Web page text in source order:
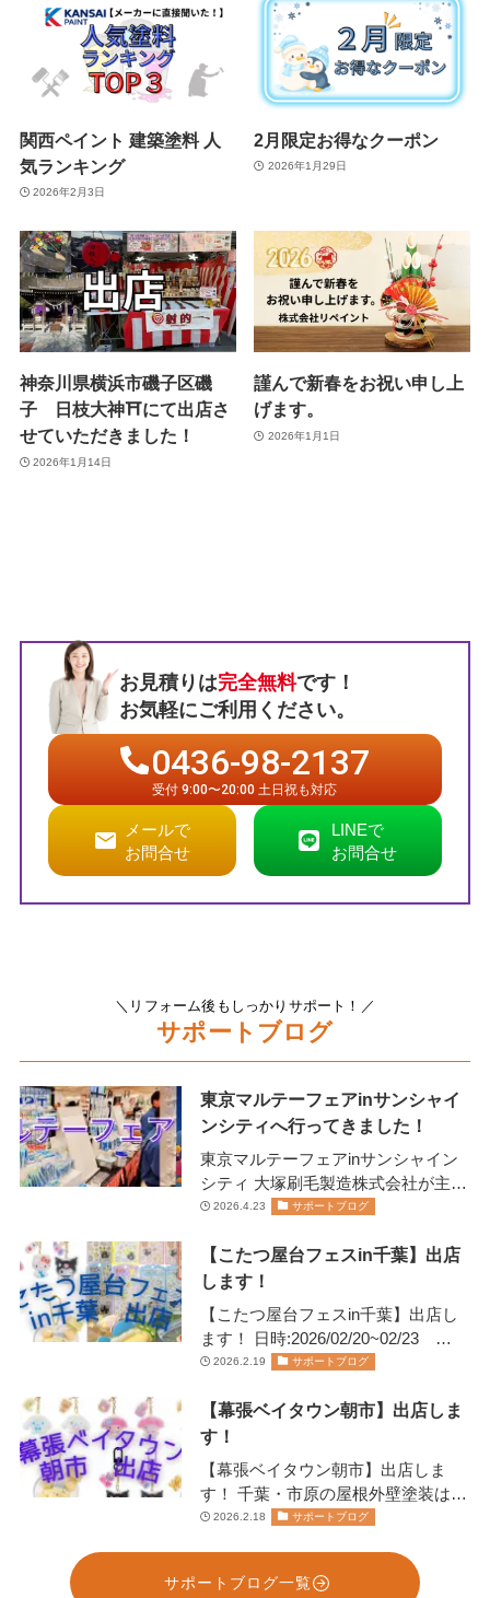
関西ペイント 建築塗料 人
気ランキング
2026年2月3日
2月限定お得なクーポン
2026年1月29日
神奈川県横浜市磯子区磯
子 日枝大神⛩️にて出店さ
せていただきました！
2026年1月14日
謹んで新春をお祝い申し上
げます。
2026年1月1日
お見積りは完全無料です！
お気軽にご利用ください。
0436-98-2137
受付 9:00〜20:00 土日祝も対応
メールで
お問合せ
LINEで
お問合せ
＼リフォーム後もしっかりサポート！／
サポートブログ
東京マルテーフェアinサンシャイ
ンシティへ行ってきました！
東京マルテーフェアinサンシャイン
シティ 大塚刷毛製造株式会社が主催
します 2026年2月13日(金)14日(土)に
2026.4.23 サポートブログ
【こたつ屋台フェスin千葉】出店
します！
【こたつ屋台フェスin千葉】出店し
ます！ 日時:2026/02/20~02/23
11:00~20:00日にちにより営業…
2026.2.19 サポートブログ
【幕張ベイタウン朝市】出店しま
す！
【幕張ベイタウン朝市】出店しま
す！ 千葉・市原の屋根外壁塗装は、
お任せください！株式会社リペイン
2026.2.18 サポートブログ
サポートブログ一覧